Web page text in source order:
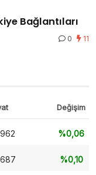
Bağlantıları
0 11
Değişim
%0,06
%0,10